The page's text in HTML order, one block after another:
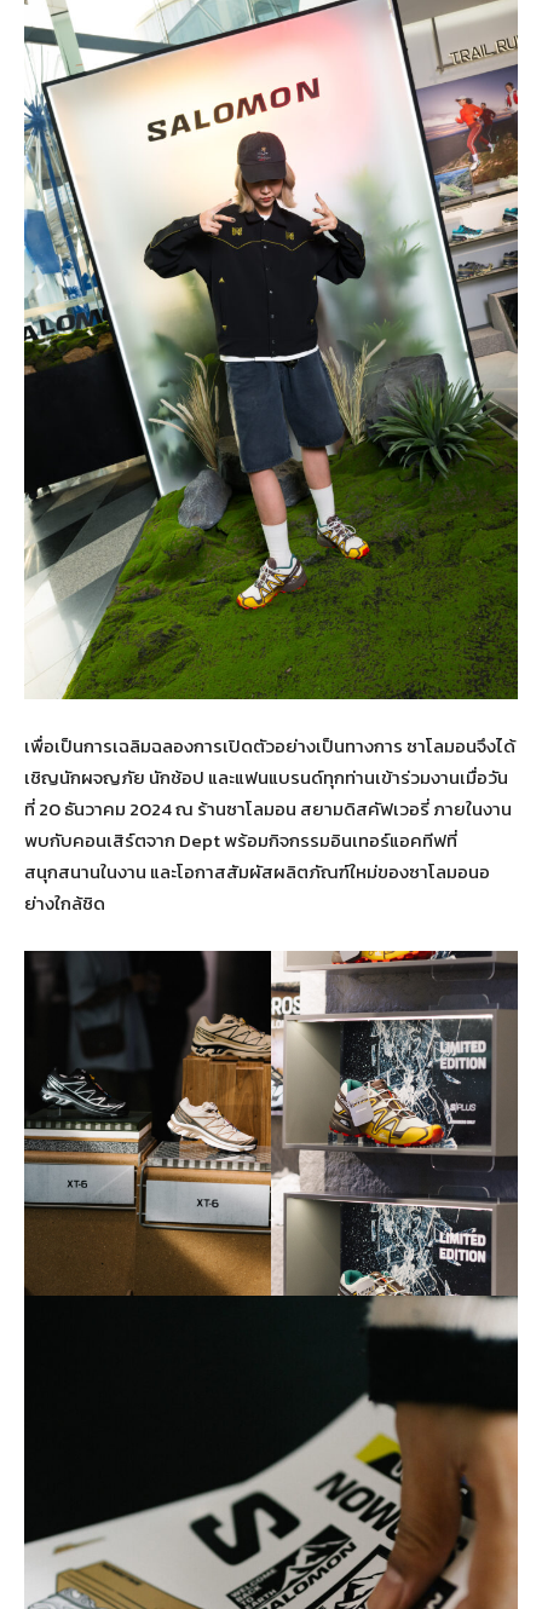
เพื่อเป็นการเฉลิมฉลองการเปิดตัวอย่างเป็นทางการ ซาโลมอนจึงได้
เชิญนักผจญภัย นักช้อป และแฟนแบรนด์ทุกท่านเข้าร่วมงานเมื่อวัน
ที่ 20 ธันวาคม 2024 ณ ร้านซาโลมอน สยามดิสคัฟเวอรี่ ภายในงาน
พบกับคอนเสิร์ตจาก Dept พร้อมกิจกรรมอินเทอร์แอคทีฟที่
สนุกสนานในงาน และโอกาสสัมผัสผลิตภัณฑ์ใหม่ของซาโลมอนอ
ย่างใกล้ชิด